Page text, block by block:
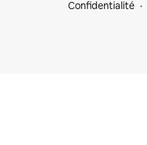
Confidentialité